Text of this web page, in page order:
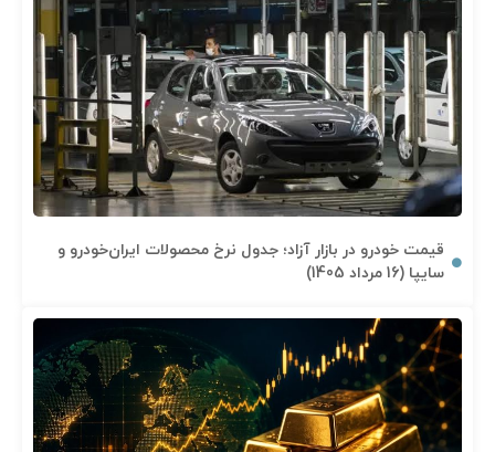
قیمت خودرو در بازار آزاد؛ جدول نرخ محصولات ایران‌خودرو و
سایپا (16 مرداد 1405)